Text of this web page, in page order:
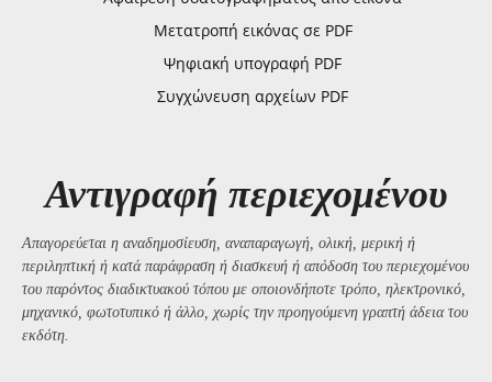
Μετατροπή εικόνας σε PDF
Ψηφιακή υπογραφή PDF
Συγχώνευση αρχείων PDF
Αντιγραφή περιεχομένου
Απαγορεύεται η αναδημοσίευση, αναπαραγωγή, ολική, μερική ή
περιληπτική ή κατά παράφραση ή διασκευή ή απόδοση του περιεχομένου
του παρόντος διαδικτυακού τόπου με οποιονδήποτε τρόπο, ηλεκτρονικό,
μηχανικό, φωτοτυπικό ή άλλο, χωρίς την προηγούμενη γραπτή άδεια του
εκδότη.